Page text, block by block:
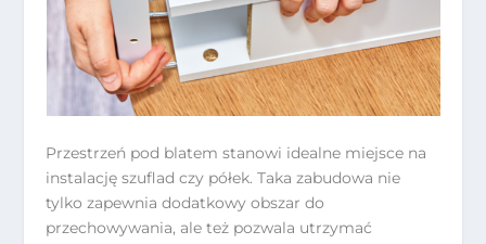
Przestrzeń pod blatem stanowi idealne miejsce na
instalację szuflad czy półek. Taka zabudowa nie
tylko zapewnia dodatkowy obszar do
przechowywania, ale też pozwala utrzymać